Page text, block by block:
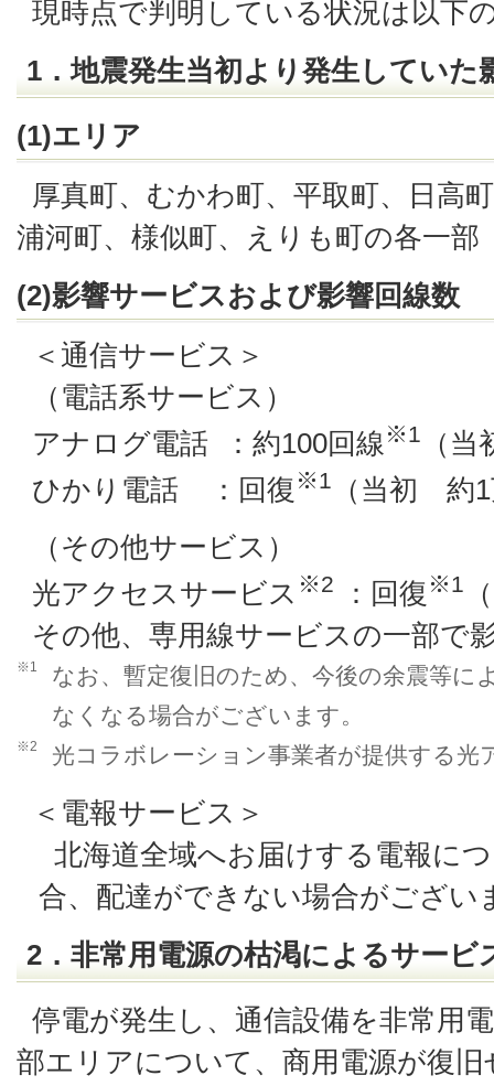
現時点で判明している状況は以下
1．地震発生当初より発生していた
(1)エリア
厚真町、むかわ町、平取町、日高
浦河町、様似町、えりも町の各一部
(2)影響サービスおよび影響回線数
＜通信サービス＞
（電話系サービス）
アナログ電話 ：約100回線 ※1
（
ひかり電話 ：回復 ※1
（当初 約
（その他サービス）
光アクセスサービス ※2 ：回復 ※1
その他、専用線サービスの一部で
※1
なお、暫定復旧のため、今後の余震等に
なくなる場合がございます。
※2 光コラボレーション事業者が提供する
＜電報サービス＞
北海道全域へお届けする電報に
合、配達ができない場合がござい
2．非常用電源の枯渇によるサービ
停電が発生し、通信設備を非常用
部エリアについて、商用電源が復